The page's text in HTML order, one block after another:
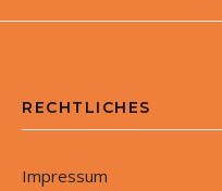
RECHTLICHES
Impressum